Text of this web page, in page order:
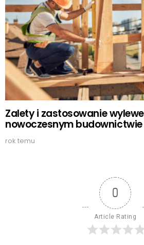
Zalety i zastosowanie
nowoczesnym budownictwie
rok temu
0
Article Rating